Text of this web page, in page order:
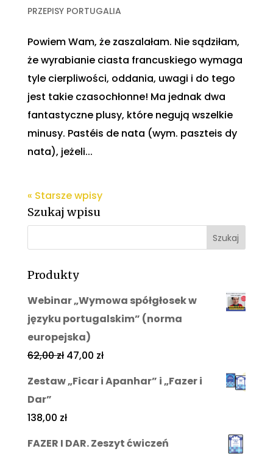
PRZEPISY PORTUGALIA
Powiem Wam, że zaszalałam. Nie sądziłam,
że wyrabianie ciasta francuskiego wymaga
tyle cierpliwości, oddania, uwagi i do tego
jest takie czasochłonne! Ma jednak dwa
fantastyczne plusy, które negują wszelkie
minusy. Pastéis de nata (wym. paszteis dy
nata), jeżeli...
« Starsze wpisy
Szukaj wpisu
Produkty
Webinar „Wymowa spółgłosek w
języku portugalskim” (norma
europejska)
62,00zł 47,00 zł
Zestaw „Ficar i Apanhar” i „Fazer i
Dar”
138,00 zł
FAZER I DAR. Zeszyt ćwiczeń